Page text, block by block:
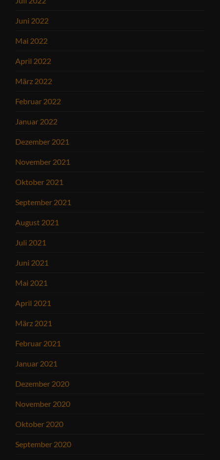
Juni 2022
Mai 2022
April 2022
März 2022
Februar 2022
Januar 2022
Dezember 2021
November 2021
Oktober 2021
September 2021
August 2021
Juli 2021
Juni 2021
Mai 2021
April 2021
März 2021
Februar 2021
Januar 2021
Dezember 2020
November 2020
Oktober 2020
September 2020